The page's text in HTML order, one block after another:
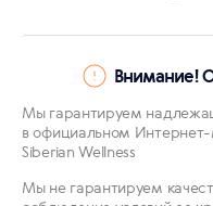
Внимание!
Мы гарантируем
в официальном
Siberian Wellness
Мы не гарантируем